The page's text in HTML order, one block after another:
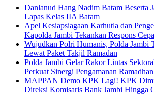
Danlanud Hang Nadim Batam Beserta
Lapas Kelas IIA Batam
Apel Kesiapsiagaan Karhutla dan
Kapolda Jambi Tekankan Respons
Wujudkan Polri Humanis, Polda Jambi
Lewat Paket Takjil Ramadan
Polda Jambi Gelar Rakor Lintas
Perkuat Sinergi Pengamanan
‎MAPPAN Demo KPK Lagi! KPK
Direksi Komisaris Bank Jambi Hingga